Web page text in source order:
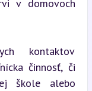
v domovoch
kontaktov
činnosť, či
škole alebo